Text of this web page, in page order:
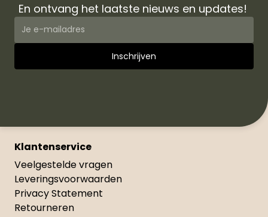
En ontvang het laatste nieuws en updates!
Klantenservice
Veelgestelde vragen
Leveringsvoorwaarden
Privacy Statement
Retourneren